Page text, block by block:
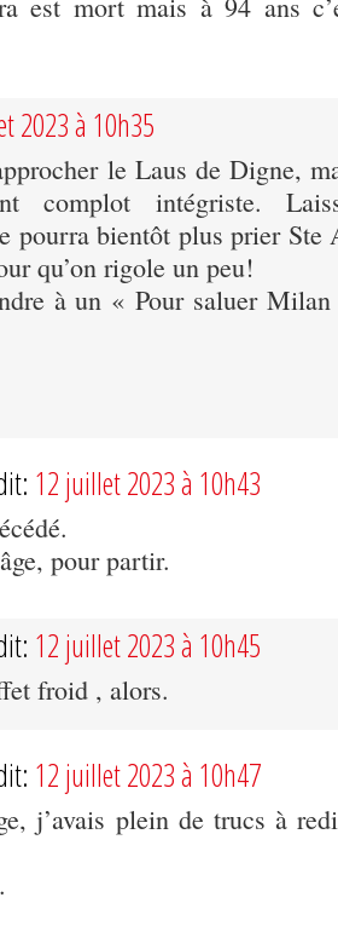
2023 à 10h35
le Laus de Digne,
complot intégriste.
pourra bientôt plus prier
qu’on rigole un peu!
à un « Pour saluer
12 juillet 2023 à 10h43
pour partir.
12 juillet 2023 à 10h45
froid , alors.
12 juillet 2023 à 10h47
j’avais plein de trucs à